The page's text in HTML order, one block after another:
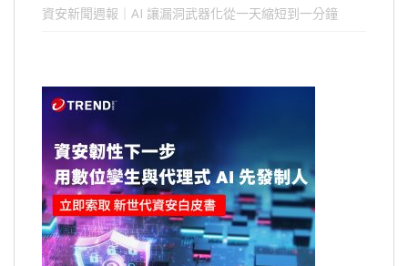
資安新聞週報｜AI 讓漏洞武器化從一天縮短到一分鐘